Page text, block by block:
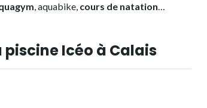
, aquabike, cours de natation…
Icéo à Calais